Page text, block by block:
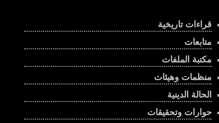
قراءات تاريخية
متابعات
مكتبة الملفات
منظمات وهيئات
الحالة الدينية
حوارات وتحقيقات